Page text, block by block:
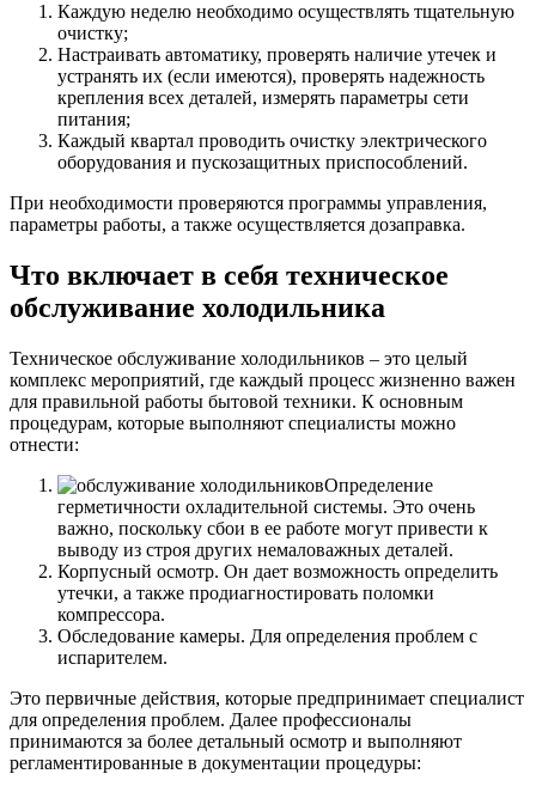
Каждую неделю необходимо осуществлять тщательную
очистку;
Настраивать автоматику, проверять наличие утечек и
устранять их (если имеются), проверять надежность
крепления всех деталей, измерять параметры сети
питания;
Каждый квартал проводить очистку электрического
оборудования и пускозащитных приспособлений.
При необходимости проверяются программы управления,
параметры работы, а также осуществляется дозаправка.
Что включает в себя техническое
обслуживание холодильника
Техническое обслуживание холодильников – это целый
комплекс мероприятий, где каждый процесс жизненно важен
для правильной работы бытовой техники. К основным
процедурам, которые выполняют специалисты можно
отнести:
Определение
герметичности охладительной системы. Это очень
важно, поскольку сбои в ее работе могут привести к
выводу из строя других немаловажных деталей.
Корпусный осмотр. Он дает возможность определить
утечки, а также продиагностировать поломки
компрессора.
Обследование камеры. Для определения проблем с
испарителем.
Это первичные действия, которые предпринимает специалист
для определения проблем. Далее профессионалы
принимаются за более детальный осмотр и выполняют
регламентированные в документации процедуры: